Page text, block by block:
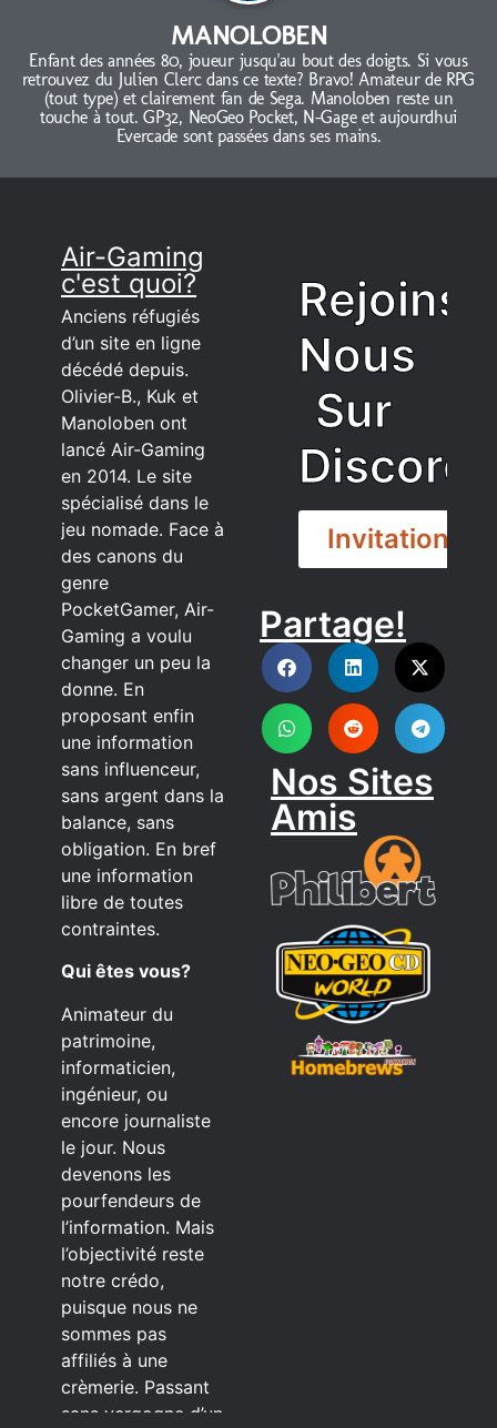
MANOLOBEN
Enfant des années 80, joueur jusqu'au bout des doigts. Si vous
retrouvez du Julien Clerc dans ce texte? Bravo! Amateur de RPG
(tout type) et clairement fan de Sega. Manoloben reste un
touche à tout. GP32, NeoGeo Pocket, N-Gage et aujourdhui
Evercade sont passées dans ses mains.
Air-Gaming
c'est quoi?
Anciens réfugiés
d’un site en ligne
décédé depuis.
Olivier-B., Kuk et
Manoloben ont
lancé Air-Gaming
en 2014. Le site
spécialisé dans le
jeu nomade. Face à
des canons du
genre
PocketGamer, Air-
Gaming a voulu
changer un peu la
donne. En
proposant enfin
une information
sans influenceur,
sans argent dans la
balance, sans
obligation. En bref
une information
libre de toutes
contraintes.
Qui êtes vous?
Animateur du
patrimoine,
informaticien,
ingénieur, ou
encore journaliste
le jour. Nous
devenons les
pourfendeurs de
l’information. Mais
l’objectivité reste
notre crédo,
puisque nous ne
sommes pas
affiliés à une
crèmerie. Passant
sans vergogne d’un
Rejoins
Nous
Sur
Discord
Invitation
DISCORD
Partage!
Nos Sites
Amis